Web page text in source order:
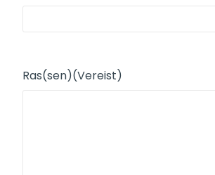
Ras(sen)(Vereist)